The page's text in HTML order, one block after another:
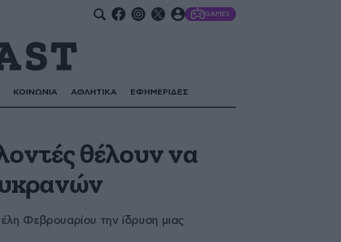
GAMES
ΚΟΙΝΩΝΙΑ ΑΘΛΗΤΙΚΑ ΕΦΗΜΕΡΙΔΕΣ
θέλουν να
Φεβρουαρίου την ίδρυση μιας